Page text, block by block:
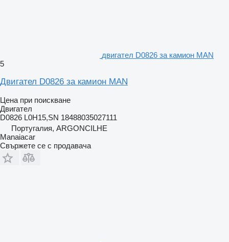
двигател D0826 за камион MAN
5
Двигател D0826 за камион MAN
Цена при поискване
Двигател
D0826 L0H15,SN 18488035027111
Португалия, ARGONCILHE
Manaiacar
Свържете се с продавача